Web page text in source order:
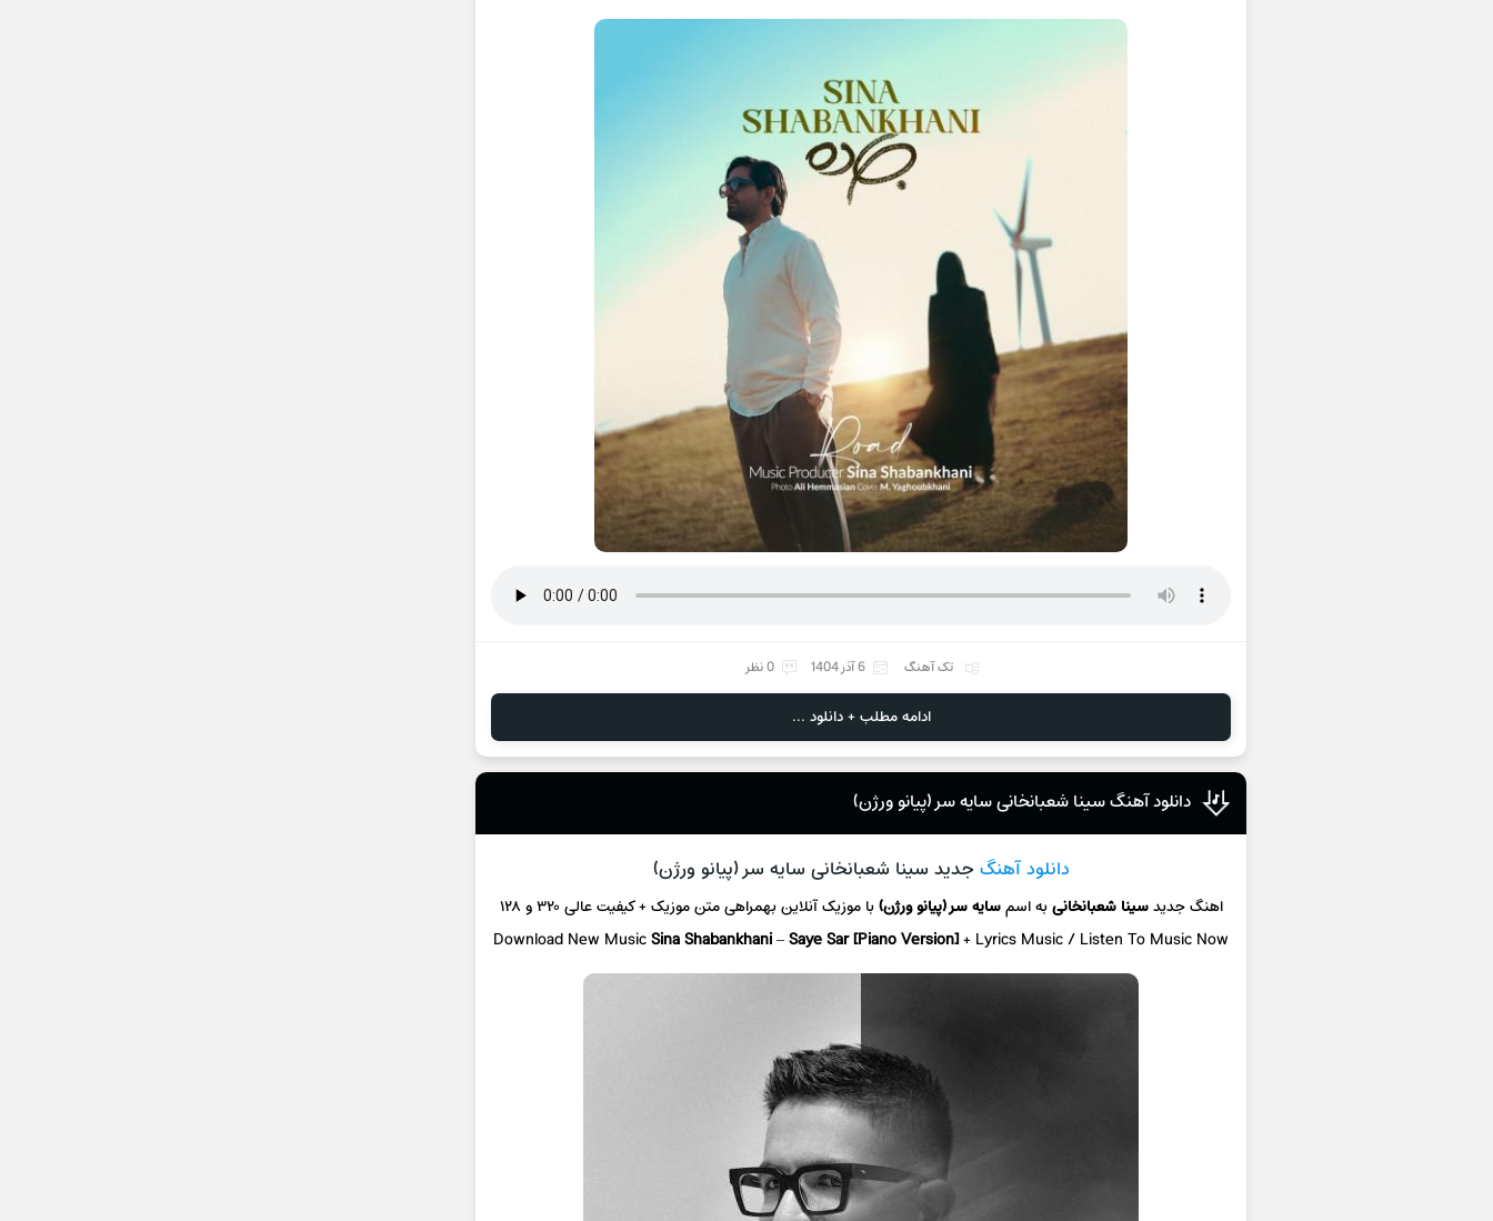
تک آهنگ 6 آذر 1404 0 نظر
ادامه مطلب + دانلود ...
دانلود آهنگ سینا شعبانخانی سایه سر (پیانو ورژن)
دانلود آهنگ جدید سینا شعبانخانی سایه سر (پیانو ورژن)
اهنگ جدیدسینا شعبانخانیبه اسمسایه سر (پیانو ورژن)با موزیک آنلاینبهمراهی متن موزیک + کیفیت عالی ۳۲۰ و ۱۲۸
Download New MusicSina Shabankhani–Saye Sar [Piano Version]+ Lyrics Music / Listen To Music Now